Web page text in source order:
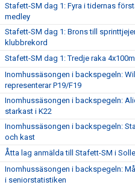
Stafett-SM dag 1: Fyra i tidernas
medley
Stafett-SM dag 1: Brons till
klubbrekord
Stafett-SM dag 1: Tredje raka
Inomhussäsongen i backspegeln:
representerar P19/F19
Inomhussäsongen i backspegeln:
starkast i K22
Inomhussäsongen i backspegeln:
och kast
Åtta lag anmälda till Stafett-SM i
Inomhussäsongen i backspegeln:
i seniorstatistiken